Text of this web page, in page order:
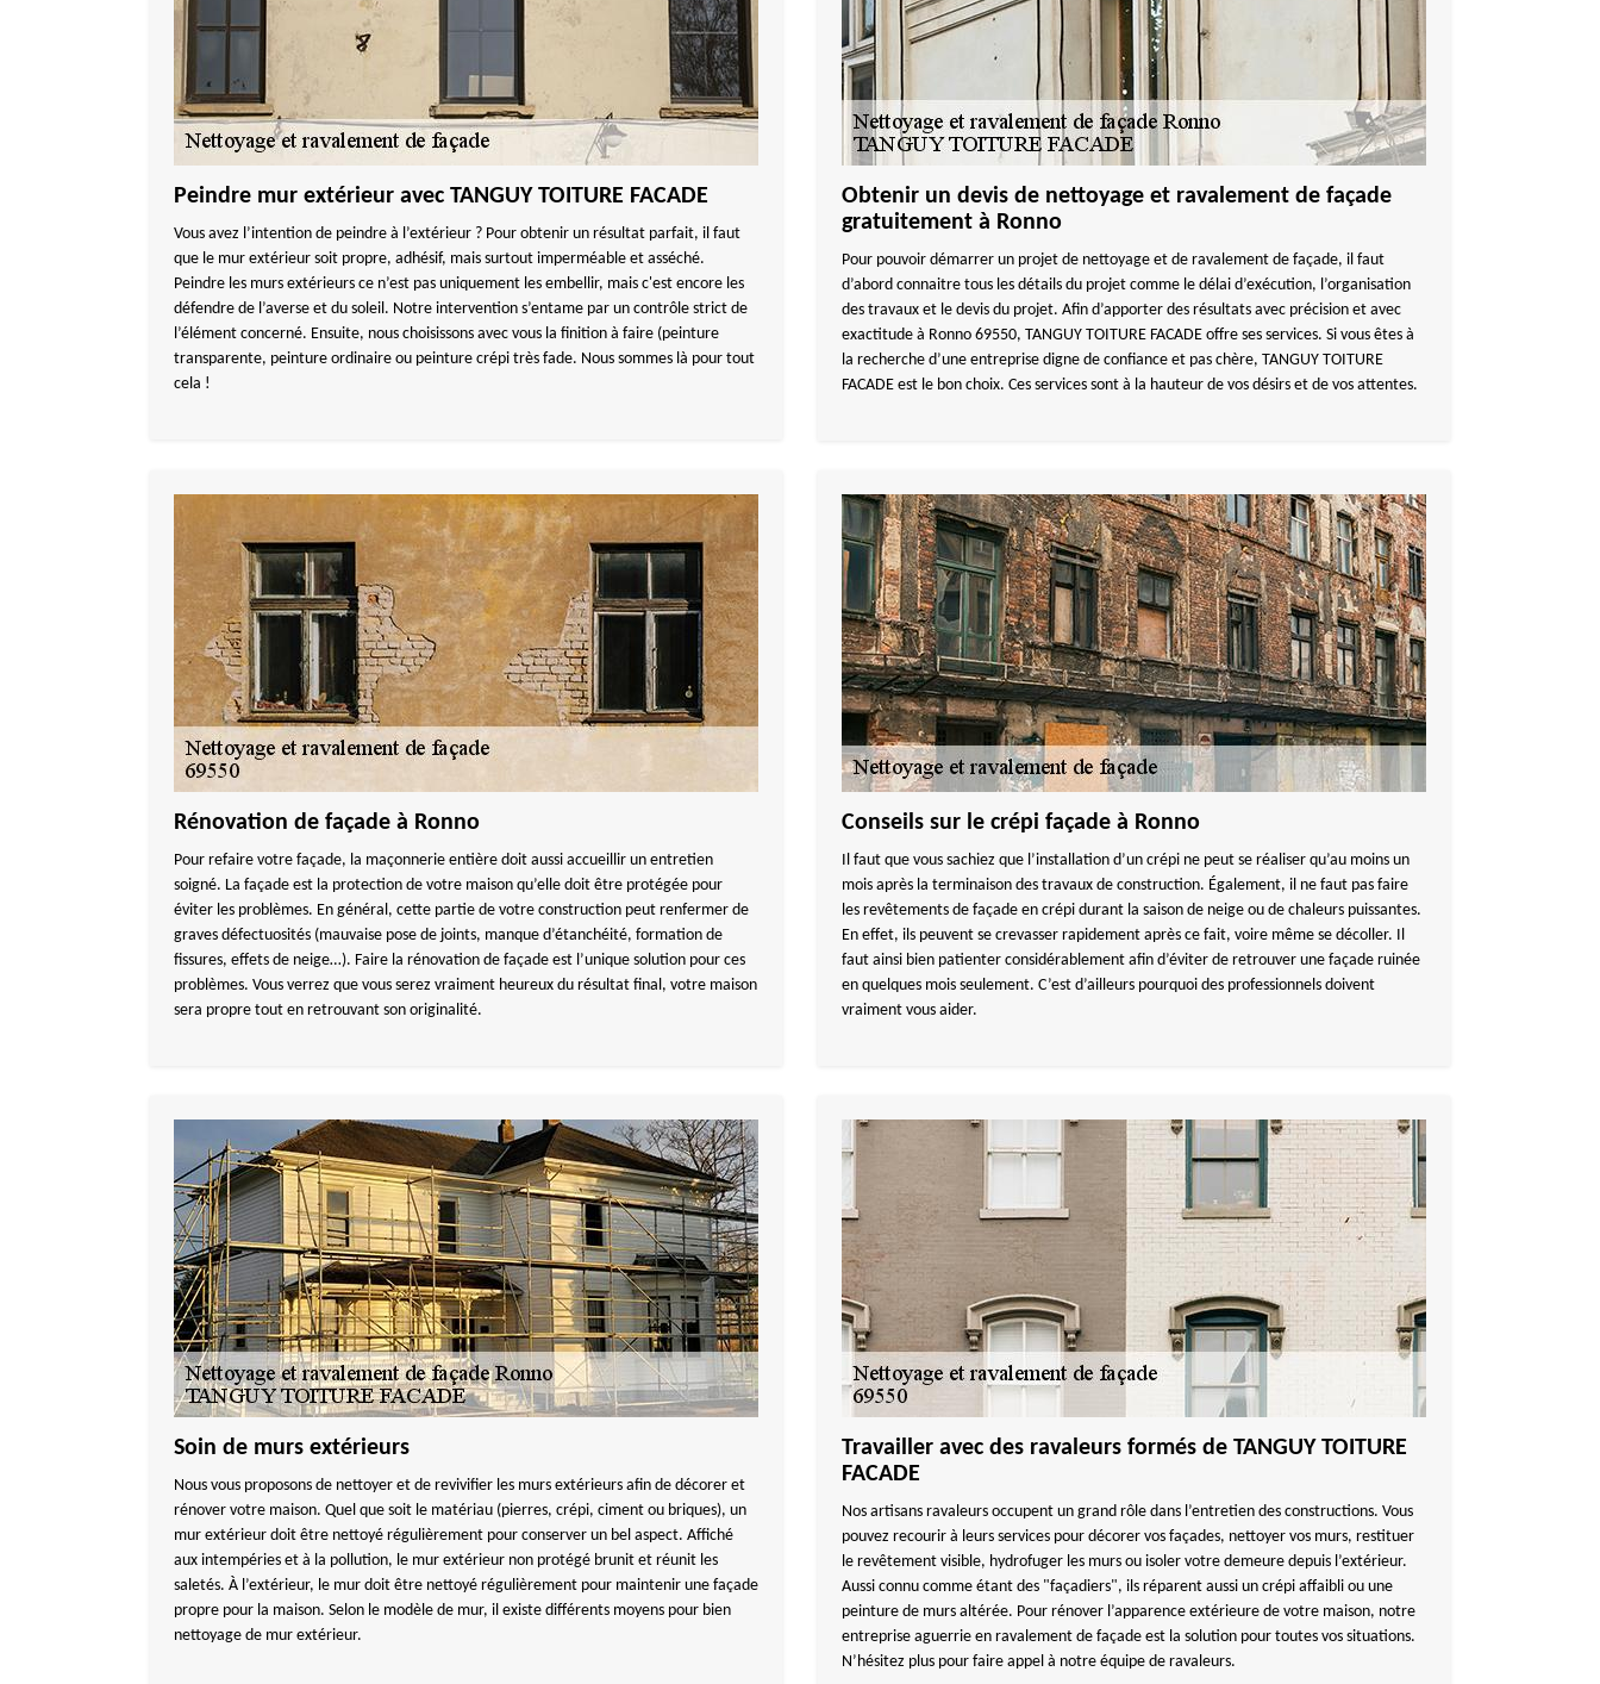
Peindre mur extérieur avec TANGUY TOITURE FACADE
Vous avez l’intention de peindre à l’extérieur ? Pour obtenir un résultat parfait, il faut
que le mur extérieur soit propre, adhésif, mais surtout imperméable et asséché.
Peindre les murs extérieurs ce n’est pas uniquement les embellir, mais c'est encore les
défendre de l’averse et du soleil. Notre intervention s’entame par un contrôle strict de
l’élément concerné. Ensuite, nous choisissons avec vous la finition à faire (peinture
transparente, peinture ordinaire ou peinture crépi très fade. Nous sommes là pour tout
cela !
Obtenir un devis de nettoyage et ravalement de façade
gratuitement à Ronno
Pour pouvoir démarrer un projet de nettoyage et de ravalement de façade, il faut
d’abord connaitre tous les détails du projet comme le délai d’exécution, l’organisation
des travaux et le devis du projet. Afin d’apporter des résultats avec précision et avec
exactitude à Ronno 69550, TANGUY TOITURE FACADE offre ses services. Si vous êtes à
la recherche d’une entreprise digne de confiance et pas chère, TANGUY TOITURE
FACADE est le bon choix. Ces services sont à la hauteur de vos désirs et de vos attentes.
Rénovation de façade à Ronno
Pour refaire votre façade, la maçonnerie entière doit aussi accueillir un entretien
soigné. La façade est la protection de votre maison qu’elle doit être protégée pour
éviter les problèmes. En général, cette partie de votre construction peut renfermer de
graves défectuosités (mauvaise pose de joints, manque d’étanchéité, formation de
fissures, effets de neige…). Faire la rénovation de façade est l’unique solution pour ces
problèmes. Vous verrez que vous serez vraiment heureux du résultat final, votre maison
sera propre tout en retrouvant son originalité.
Conseils sur le crépi façade à Ronno
Il faut que vous sachiez que l’installation d’un crépi ne peut se réaliser qu’au moins un
mois après la terminaison des travaux de construction. Également, il ne faut pas faire
les revêtements de façade en crépi durant la saison de neige ou de chaleurs puissantes.
En effet, ils peuvent se crevasser rapidement après ce fait, voire même se décoller. Il
faut ainsi bien patienter considérablement afin d’éviter de retrouver une façade ruinée
en quelques mois seulement. C’est d’ailleurs pourquoi des professionnels doivent
vraiment vous aider.
Soin de murs extérieurs
Nous vous proposons de nettoyer et de revivifier les murs extérieurs afin de décorer et
rénover votre maison. Quel que soit le matériau (pierres, crépi, ciment ou briques), un
mur extérieur doit être nettoyé régulièrement pour conserver un bel aspect. Affiché
aux intempéries et à la pollution, le mur extérieur non protégé brunit et réunit les
saletés. À l’extérieur, le mur doit être nettoyé régulièrement pour maintenir une façade
propre pour la maison. Selon le modèle de mur, il existe différents moyens pour bien
nettoyage de mur extérieur.
Travailler avec des ravaleurs formés de TANGUY TOITURE
FACADE
Nos artisans ravaleurs occupent un grand rôle dans l’entretien des constructions. Vous
pouvez recourir à leurs services pour décorer vos façades, nettoyer vos murs, restituer
le revêtement visible, hydrofuger les murs ou isoler votre demeure depuis l’extérieur.
Aussi connu comme étant des "façadiers", ils réparent aussi un crépi affaibli ou une
peinture de murs altérée. Pour rénover l’apparence extérieure de votre maison, notre
entreprise aguerrie en ravalement de façade est la solution pour toutes vos situations.
N’hésitez plus pour faire appel à notre équipe de ravaleurs.